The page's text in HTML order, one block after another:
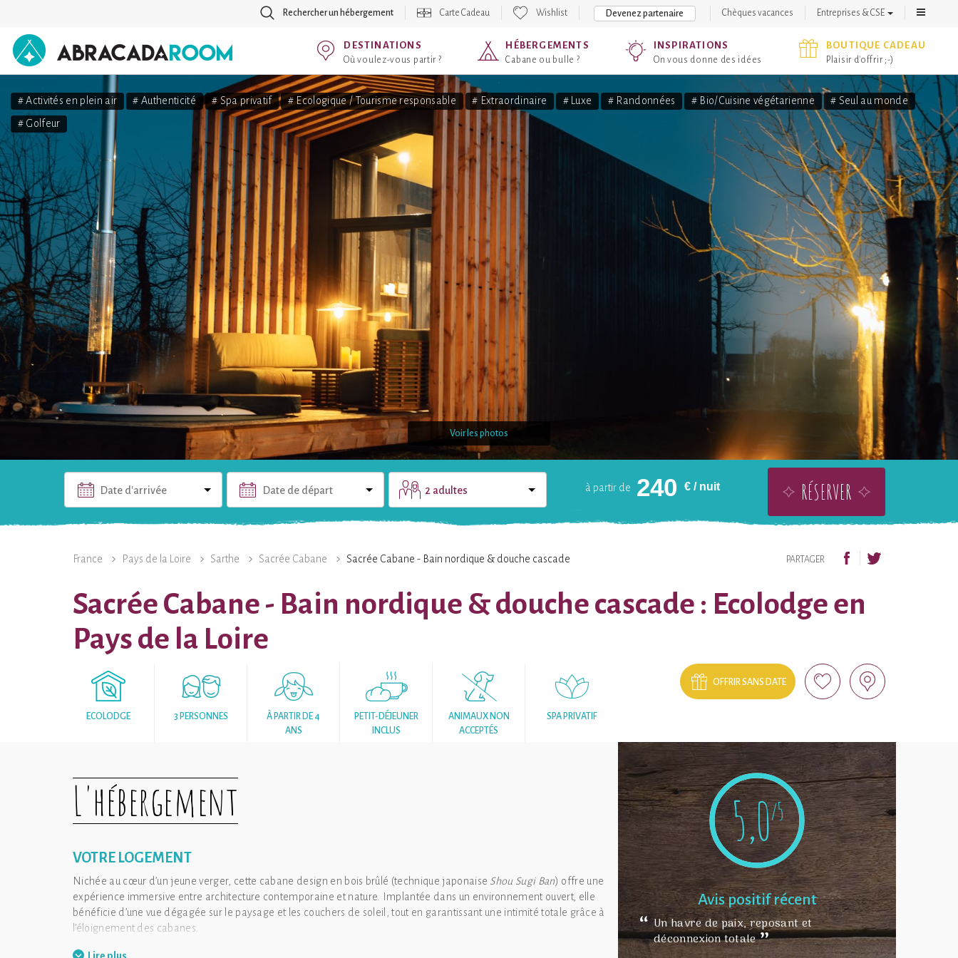
Rechercher un hébergement Carte Cadeau Wishlist Devenez partenaire Chèques vacances Entreprises & CSE
AbracadaRoom DESTINATIONS
Où voulez-vous partir ?
HÉBERGEMENTS
Cabane ou bulle ?
INSPIRATIONS
On vous donne des idées
BOUTIQUE CADEAU
Plaisir d'offrir ;-)
# Activités en plein air # Authenticité # Spa privatif # Ecologique / Tourisme responsable # Extraordinaire # Luxe # Randonnées # Bio/Cuisine végétarienne
# Seul au monde
# Golfeur
Voir les photos
à partir de 240 €/ nuit
Date d'arrivée Date de départ 2 adultes RÉSERVER
France Pays de la Loire Sarthe Sacrée Cabane Sacrée Cabane - Bain nordique & douche cascade PARTAGER
Sacrée Cabane - Bain nordique & douche cascade : Ecolodge en
Pays de la Loire
ECOLODGE 3 PERSONNES
À PARTIR DE 4
ANS
PETIT-DÉJEUNER
INCLUS
ANIMAUX NON
ACCEPTÉS
SPA PRIVATIF
OFFRIR SANS DATE
L'hébergement
VOTRE LOGEMENT
Nichée au cœur d’un jeune verger, cette cabane design en bois brûlé (technique japonaise Shou Sugi Ban) offre une
expérience immersive entre architecture contemporaine et nature. Implantée dans un environnement ouvert, elle
bénéficie d’une vue dégagée sur le paysage et les couchers de soleil, tout en garantissant une intimité totale grâce à
l’éloignement des cabanes.
Pensée comme une véritable suite d’architecte, elle séduit par ses volumes épurés, ses matériaux nobles et ses
5,0/5
Avis positif récent
Un havre de paix, reposant et
déconnexion totale